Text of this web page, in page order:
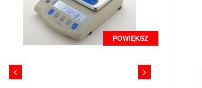
POWIĘKSZ